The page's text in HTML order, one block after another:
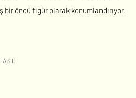
öncü figür olarak konumlandırıyor.